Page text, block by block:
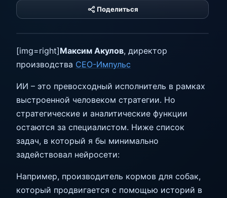
Поделиться
Platform
[img=right]Максим Акулов, директор
производства СЕО-Импульс
ИИ – это превосходный исполнитель в рамках
выстроенной человеком стратегии. Но
стратегические и аналитические функции
остаются за специалистом. Ниже список
задач, в который я бы минимально
задействовал нейросети:
Например, производитель кормов для собак,
который продвигается с помощью историй в